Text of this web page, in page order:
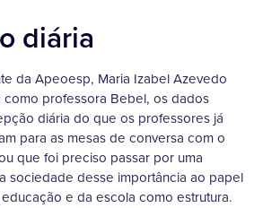
diária
da Apeoesp, Maria Izabel Azevedo
professora Bebel, os dados
diária do que os professores já
para as mesas de conversa com o
que foi preciso passar por uma
sociedade desse importância ao papel
e da escola como estrutura.